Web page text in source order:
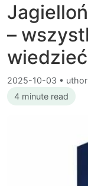
–
2025-10-03 •
4 minute read